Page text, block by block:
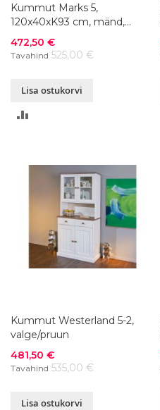
Kummut Marks 5,
120x40xK93 cm, mänd,
värvivalik
Soodushind
472,50 €
Tavahind 525,00 €
Lisa ostukorvi
Kummut Westerland 5-2,
valge/pruun
Soodushind
481,50 €
Tavahind 535,00 €
Lisa ostukorvi